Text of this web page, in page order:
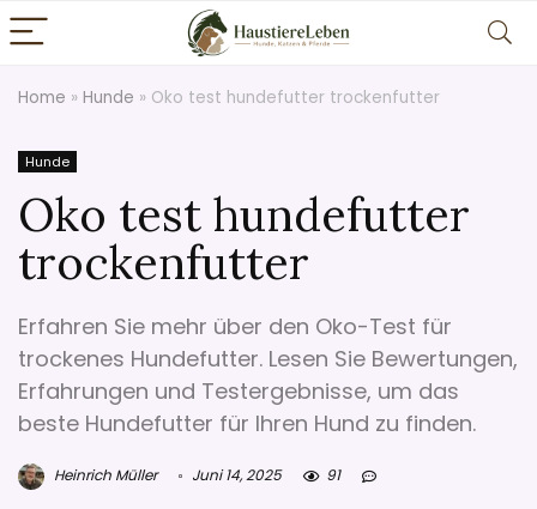
Home » Hunde » Oko test hundefutter trockenfutter
Hunde
Oko test hundefutter
trockenfutter
Erfahren Sie mehr über den Oko-Test für
trockenes Hundefutter. Lesen Sie Bewertungen,
Erfahrungen und Testergebnisse, um das
beste Hundefutter für Ihren Hund zu finden.
Heinrich Müller Juni 14, 2025 91